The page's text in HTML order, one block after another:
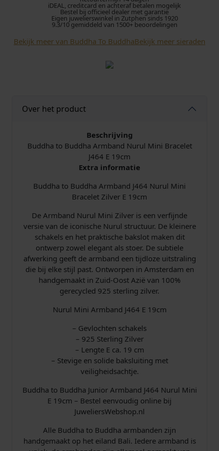
B
u
d
b
J
4
N
r
u
l
M
i
n
i
E
9
a
n
a
l
iDEAL, creditcard en achteraf betalen mogelijk
Bestel bij officieel dealer met garantie
Eigen juwelierswinkel in Zutphen sinds 1920
9.3/10 gemiddeld van 1500+ beoordelingen
Bekijk meer van Buddha To BuddhaBekijk meer sieraden
Over het product
Beschrijving
Buddha to Buddha Armband Nurul Mini Bracelet
J464 E 19cm
Extra informatie
Buddha to Buddha Armband J464 Nurul Mini
Bracelet Zilver E 19cm
De Armband Nurul Mini Zilver is een verfijnde
versie van de iconische Nurul structuur. De kleinere
schakels en het praktische bakslot maken dit
ontwerp zowel elegant als stoer. De subtiele
afwerking geeft de armband een tijdloze uitstraling
die bij elke stijl past. Ontworpen in Amsterdam en
handgemaakt in Zuid-Oost Azië van 100%
gerecycled 925 sterling zilver.
Nurul Mini Armband J464 E 19cm
– Gevlochten schakels
– 925 Sterling Zilver
– Lengte E ca. 19 cm
– Stevige en solide baksluiting met
veiligheidsachtje.
Buddha to Buddha Junior Armband J464 Nurul Mini
E 19cm – Bestel eenvoudig online bij
JuweliersWebshop.nl
Alle Buddha to Buddha armbanden zijn
handgemaakt op het eiland Bali. Iedere armband is